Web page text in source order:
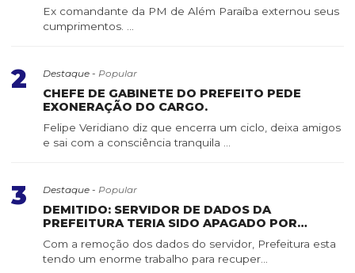
Ex comandante da PM de Além Paraíba externou seus
cumprimentos. ...
2 Destaque - Popular
CHEFE DE GABINETE DO PREFEITO PEDE
EXONERAÇÃO DO CARGO.
Felipe Veridiano diz que encerra um ciclo, deixa amigos
e sai com a consciência tranquila ...
3 Destaque - Popular
DEMITIDO: SERVIDOR DE DADOS DA
PREFEITURA TERIA SIDO APAGADO POR
Com a remoção dos dados do servidor, Prefeitura esta
tendo um enorme trabalho para recuper...